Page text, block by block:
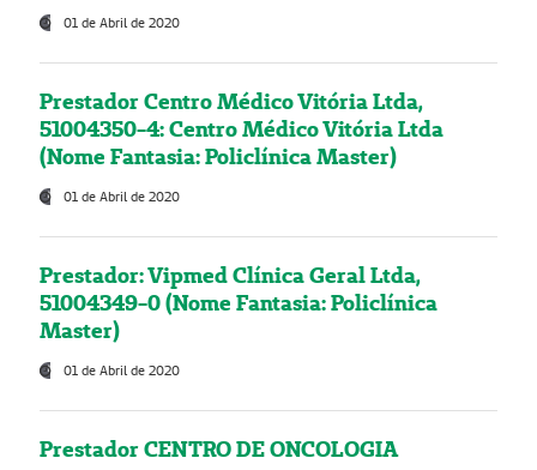
01 de Abril de 2020
Prestador Centro Médico Vitória Ltda,
51004350-4: Centro Médico Vitória Ltda
(Nome Fantasia: Policlínica Master)
01 de Abril de 2020
Prestador: Vipmed Clínica Geral Ltda,
51004349-0 (Nome Fantasia: Policlínica
Master)
01 de Abril de 2020
Prestador CENTRO DE ONCOLOGIA